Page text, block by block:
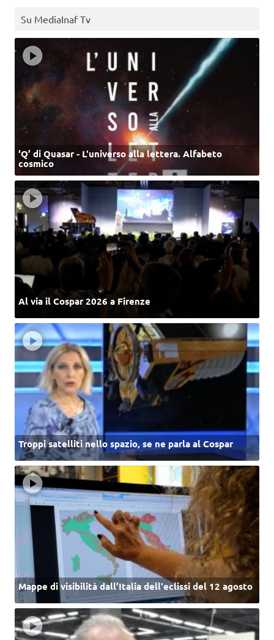
Su MediaInaf Tv
‘Q’ di Quasar - L'universo alla lettera. Alfabeto
cosmico
Al via il Cospar 2026 a Firenze
Troppi satelliti nello spazio, se ne parla al Cospar
Mappe di visibilità dall’Italia dell'eclissi del 12 agosto